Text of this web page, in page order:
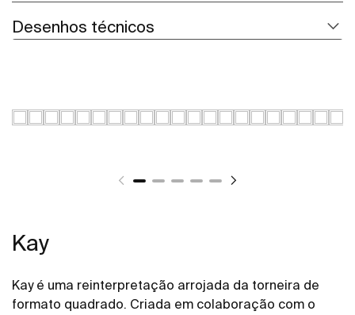
Desenhos técnicos
Kay
Kay é uma reinterpretação arrojada da torneira de
formato quadrado. Criada em colaboração com o